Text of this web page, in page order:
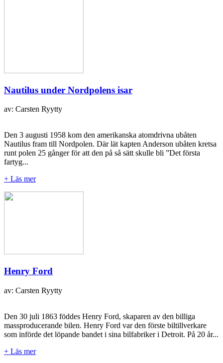
Nautilus under Nordpolens isar
av: Carsten Ryytty
Den 3 augusti 1958 kom den amerikanska atomdrivna ubåten
Nautilus fram till Nordpolen. Där lät kapten Anderson ubåten kretsa
runt polen 25 gånger för att den på så sätt skulle bli ”Det första
fartyg...
+ Läs mer
Henry Ford
av: Carsten Ryytty
Den 30 juli 1863 föddes Henry Ford, skaparen av den billiga
massproducerande bilen. Henry Ford var den förste biltillverkare
som införde det löpande bandet i sina bilfabriker i Detroit. På 20 år...
+ Läs mer